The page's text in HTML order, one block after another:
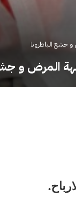
و جشع الباطرونا
المرض و